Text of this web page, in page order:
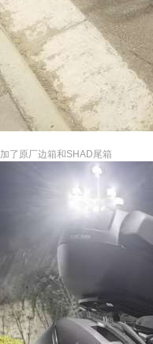
加了原厂边箱和SHAD尾箱